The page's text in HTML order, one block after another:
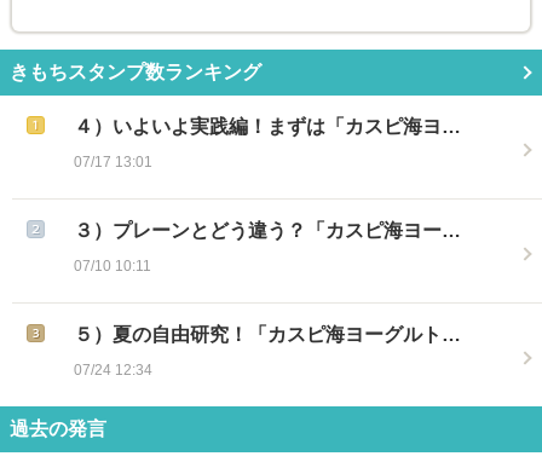
きもちスタンプ数ランキング
４）いよいよ実践編！まずは「カスピ海ヨ…
07/17 13:01
３）プレーンとどう違う？「カスピ海ヨー…
07/10 10:11
５）夏の自由研究！「カスピ海ヨーグルト…
07/24 12:34
過去の発言